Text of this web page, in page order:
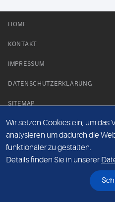
HOME
KONTAKT
IMPRESSUM
DATENSCHUTZERKLÄRUNG
SITEMAP
NEWS PARTNER
Wir setzen Cookies ein, um das
analysieren um dadurch die
funktionaler zu gestalten.
Details finden Sie in unserer